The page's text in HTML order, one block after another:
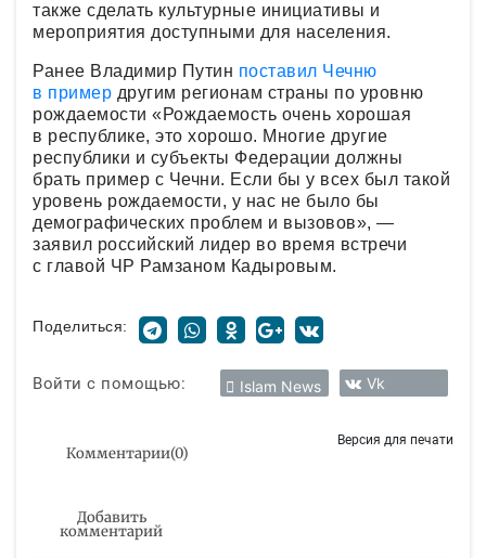
также сделать культурные инициативы и
мероприятия доступными для населения.
Ранее Владимир Путин поставил Чечню
в пример другим регионам страны по уровню
рождаемости «Рождаемость очень хорошая
в республике, это хорошо. Многие другие
республики и субъекты Федерации должны
брать пример с Чечни. Если бы у всех был такой
уровень рождаемости, у нас не было бы
демографических проблем и вызовов», —
заявил российский лидер во время встречи
с главой ЧР Рамзаном Кадыровым.
Поделиться:
Войти с помощью: Islam News Vk
Комментарии(0)
Версия для печати
Добавить
комментарий